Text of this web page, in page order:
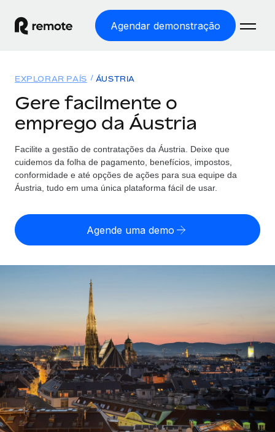
Agendar demonstração
EMPREGO GLOBAL
Processamento Salarial
Processamento salarial fácil e em conformidade
Employer of Record
entidades
Perguntar a um especialista
Obtenha apoio especializado em RH e
conformidade globais
Soluções
COBERTURA GLOBAL
Explorador de países
Encontra apoio para emprego global por país
Comparar a Remote
Veja como nos comparamos com os outros
Parceiros tecnológicos estratégicos
Integre os RH globais na sua plataforma de forma
CASE STUDIES
Preçário
English
Deutsch
Español
Italiano
Português (Portugal)
Início de sessão
EXPLORAR PAÍS ÁUSTRIA
Gere facilmente o
emprego da Áustria
Facilite a gestão de contratações da Áustria. Deixe que
cuidemos da folha de pagamento, benefícios, impostos,
conformidade e até opções de ações para sua equipe da
Áustria, tudo em uma única plataforma fácil de usar.
Agende uma demo